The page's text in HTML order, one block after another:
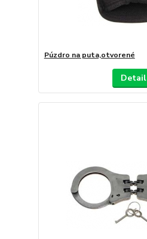
Púzdro na puta,otvorené
Detail